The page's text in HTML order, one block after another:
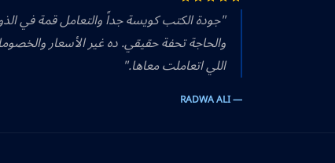
"جودة الكتب كويسة جداً والتعامل قمة في
والحاجة تحفة حقيقي. ده غير الأسعار
اللي اتعاملت معاها."
— RADWA ALI